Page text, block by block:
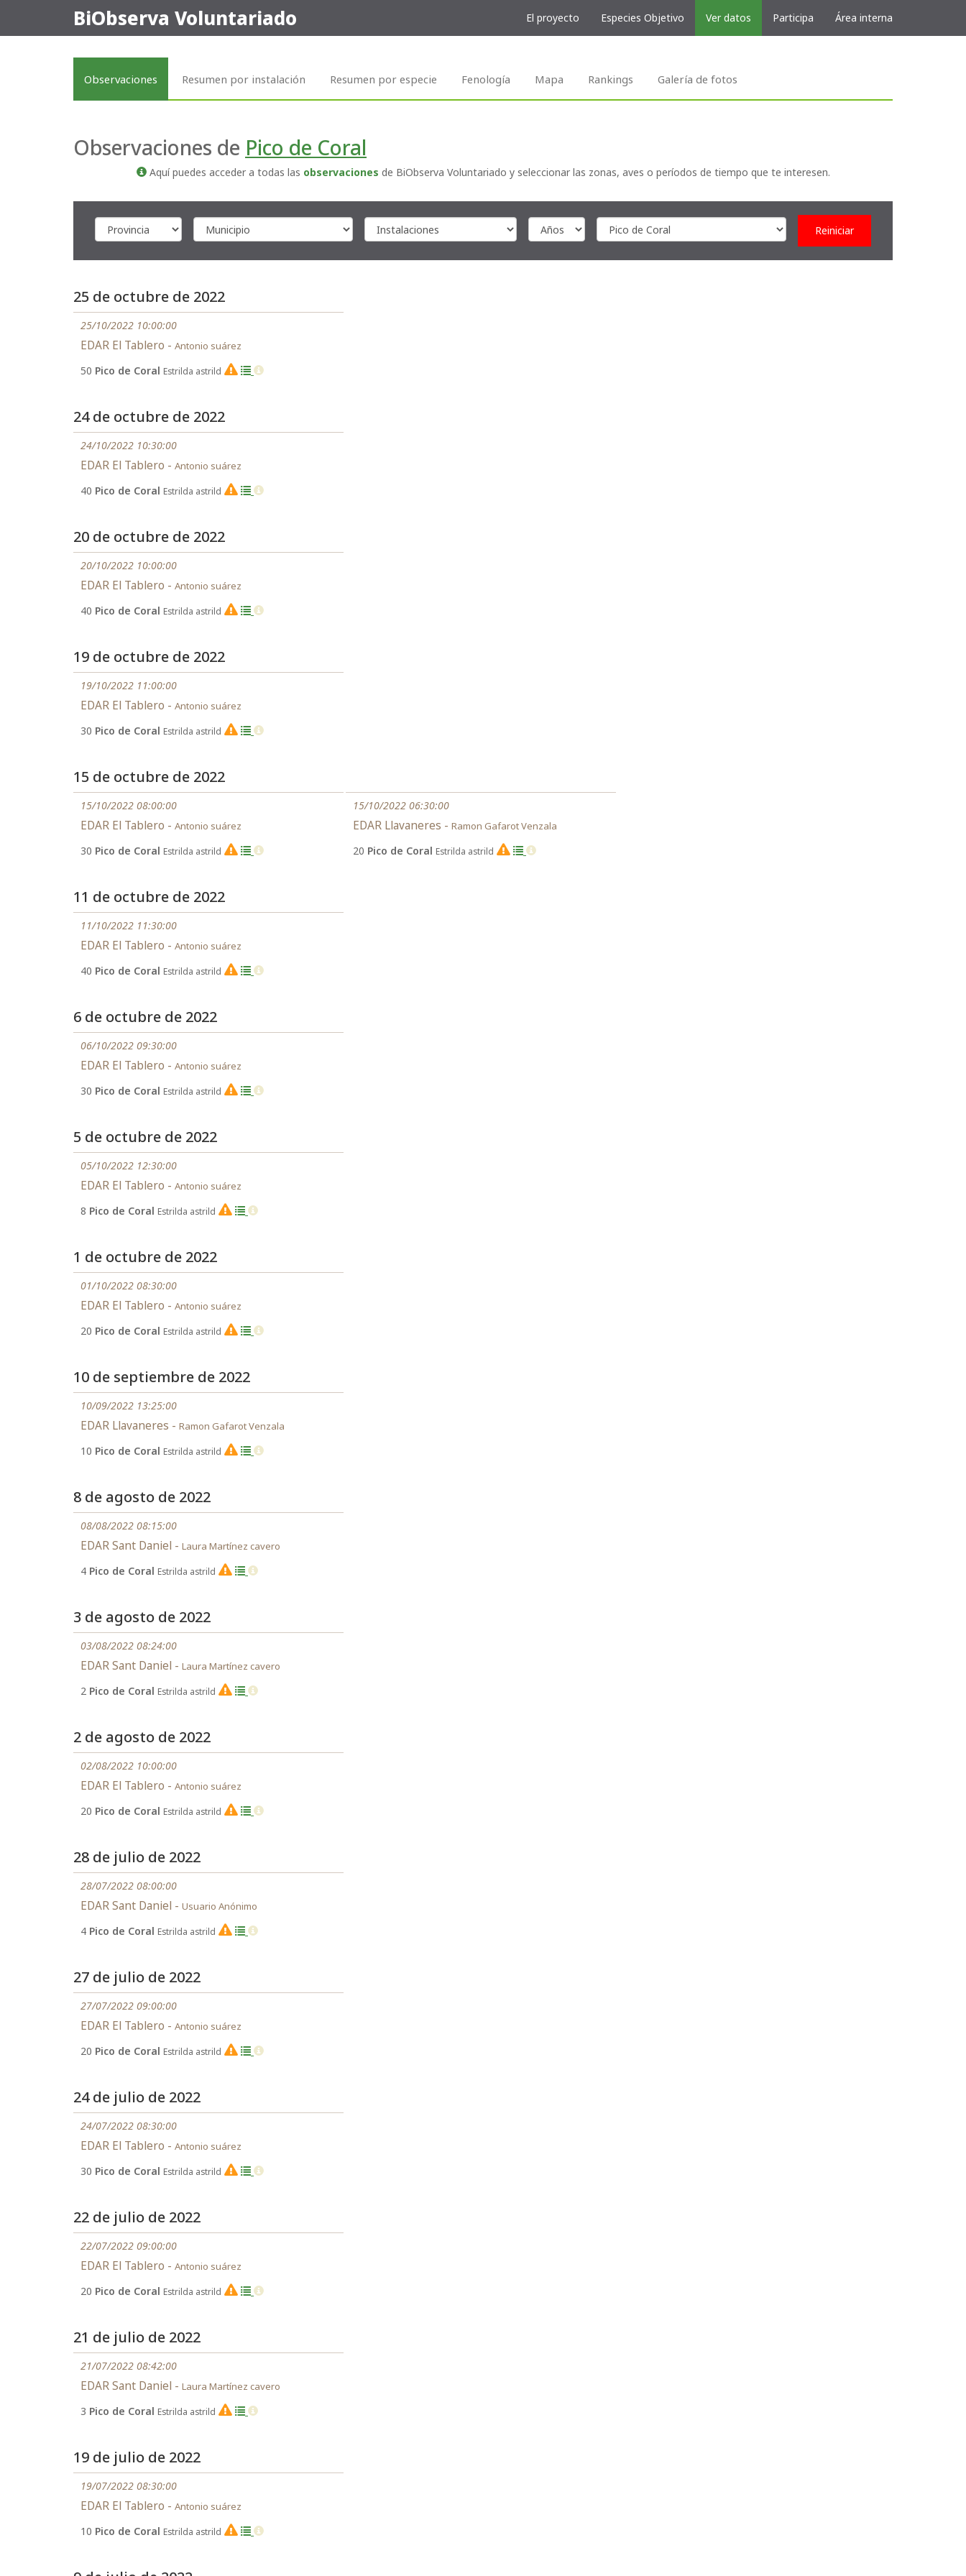
BiObserva Voluntariado El proyecto Especies Objetivo Ver datos Participa Área interna
Observaciones Resumen por instalación Resumen por especie Fenología Mapa Rankings Galería de fotos
Observaciones de Pico de Coral
Aquí puedes acceder a todas las observaciones de BiObserva Voluntariado y seleccionar las zonas, aves o períodos de tiempo que te interesen.
Reiniciar
25 de octubre de 2022
25/10/2022 10:00:00
EDAR El Tablero - Antonio suárez
50 Pico de Coral Estrilda astrild EX
24 de octubre de 2022
24/10/2022 10:30:00
EDAR El Tablero - Antonio suárez
40 Pico de Coral Estrilda astrild EX
20 de octubre de 2022
20/10/2022 10:00:00
EDAR El Tablero - Antonio suárez
40 Pico de Coral Estrilda astrild EX
19 de octubre de 2022
19/10/2022 11:00:00
EDAR El Tablero - Antonio suárez
30 Pico de Coral Estrilda astrild EX
15 de octubre de 2022
15/10/2022 08:00:00
EDAR El Tablero - Antonio suárez
30 Pico de Coral Estrilda astrild EX
15/10/2022 06:30:00
EDAR Llavaneres - Ramon Gafarot Venzala
20 Pico de Coral Estrilda astrild EX
11 de octubre de 2022
11/10/2022 11:30:00
EDAR El Tablero - Antonio suárez
40 Pico de Coral Estrilda astrild EX
6 de octubre de 2022
06/10/2022 09:30:00
EDAR El Tablero - Antonio suárez
30 Pico de Coral Estrilda astrild EX
5 de octubre de 2022
05/10/2022 12:30:00
EDAR El Tablero - Antonio suárez
8 Pico de Coral Estrilda astrild EX
1 de octubre de 2022
01/10/2022 08:30:00
EDAR El Tablero - Antonio suárez
20 Pico de Coral Estrilda astrild EX
10 de septiembre de 2022
10/09/2022 13:25:00
EDAR Llavaneres - Ramon Gafarot Venzala
10 Pico de Coral Estrilda astrild EX
8 de agosto de 2022
08/08/2022 08:15:00
EDAR Sant Daniel - Laura Martínez cavero
4 Pico de Coral Estrilda astrild EX
3 de agosto de 2022
03/08/2022 08:24:00
EDAR Sant Daniel - Laura Martínez cavero
2 Pico de Coral Estrilda astrild EX
2 de agosto de 2022
02/08/2022 10:00:00
EDAR El Tablero - Antonio suárez
20 Pico de Coral Estrilda astrild EX
28 de julio de 2022
28/07/2022 08:00:00
EDAR Sant Daniel - Usuario Anónimo
4 Pico de Coral Estrilda astrild EX
27 de julio de 2022
27/07/2022 09:00:00
EDAR El Tablero - Antonio suárez
20 Pico de Coral Estrilda astrild EX
24 de julio de 2022
24/07/2022 08:30:00
EDAR El Tablero - Antonio suárez
30 Pico de Coral Estrilda astrild EX
22 de julio de 2022
22/07/2022 09:00:00
EDAR El Tablero - Antonio suárez
20 Pico de Coral Estrilda astrild EX
21 de julio de 2022
21/07/2022 08:42:00
EDAR Sant Daniel - Laura Martínez cavero
3 Pico de Coral Estrilda astrild EX
19 de julio de 2022
19/07/2022 08:30:00
EDAR El Tablero - Antonio suárez
10 Pico de Coral Estrilda astrild EX